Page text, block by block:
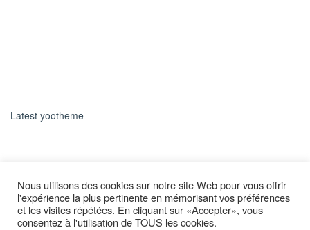
Latest yootheme
Nous utilisons des cookies sur notre site Web pour vous offrir
l'expérience la plus pertinente en mémorisant vos préférences
et les visites répétées. En cliquant sur «Accepter», vous
consentez à l'utilisation de TOUS les cookies.